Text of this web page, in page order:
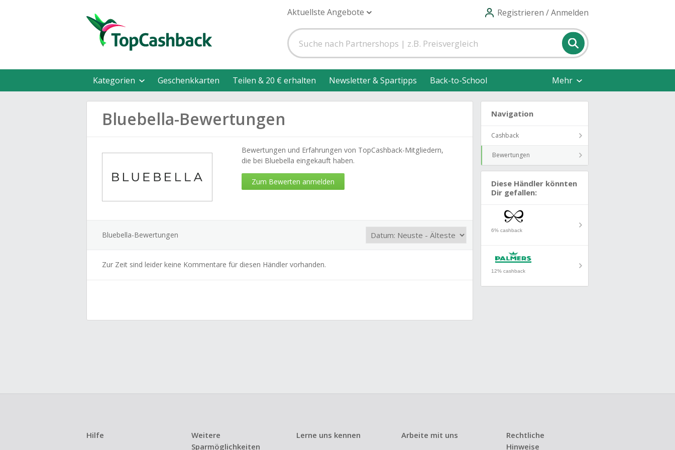
Aktuellste Angebote Registrieren / Anmelden
Kategorien Geschenkkarten Teilen & 20 € erhalten Newsletter & Spartipps Back-to-School Mehr
Bluebella-Bewertungen
Bewertungen und Erfahrungen von TopCashback-Mitgliedern,
die bei Bluebella eingekauft haben.
Zum Bewerten anmelden
Bluebella-Bewertungen
Zur Zeit sind leider keine Kommentare für diesen Händler vorhanden.
Navigation
Cashback
Bewertungen
Diese Händler könnten
Dir gefallen:
6% cashback
12% cashback
Hilfe
Weitere
Sparmöglichkeiten
Lerne uns kennen Arbeite mit uns
Rechtliche
Hinweise